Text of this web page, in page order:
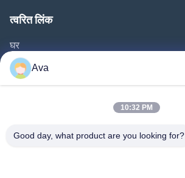
त्वरित लिंक
घर
उत्पाद
वीडियो
कारखाने का दौरा
Ava
10:32 PM
Good day, what product are you looking for?